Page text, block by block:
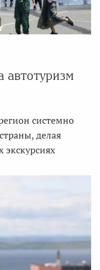
автотуризм
системно
делая